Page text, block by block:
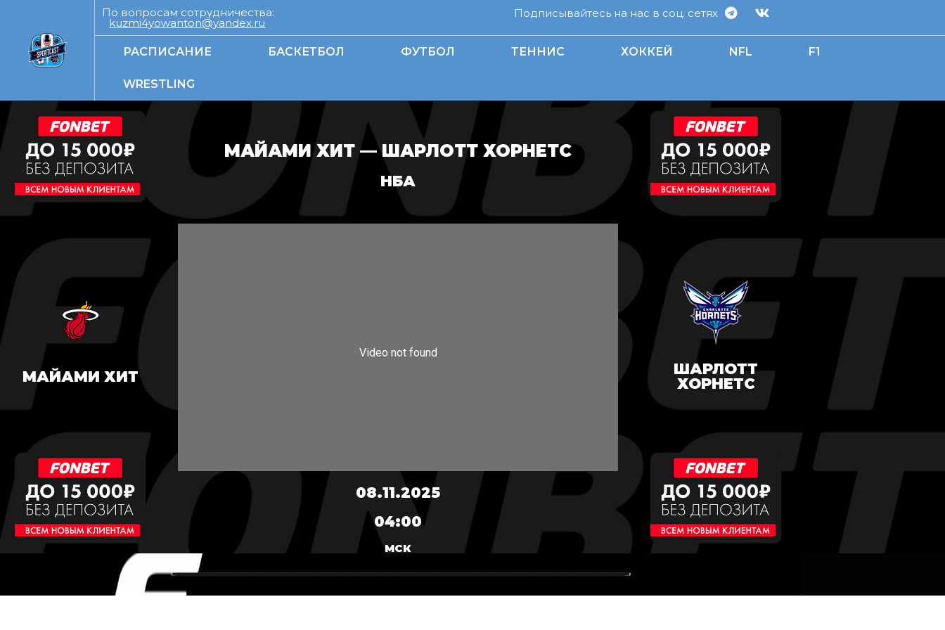
По вопросам сотрудничества:
kuzmi4yowanton@yandex.ru
Подписывайтесь на нас в соц. сетях
РАСПИСАНИЕ БАСКЕТБОЛ ФУТБОЛ ТЕННИС ХОККЕЙ NFL F1
WRESTLING
МАЙАМИ ХИТ
МАЙАМИ ХИТ — ШАРЛОТТ ХОРНЕТС
НБА
08.11.2025
04:00
МСК
ШАРЛОТТ
ХОРНЕТС